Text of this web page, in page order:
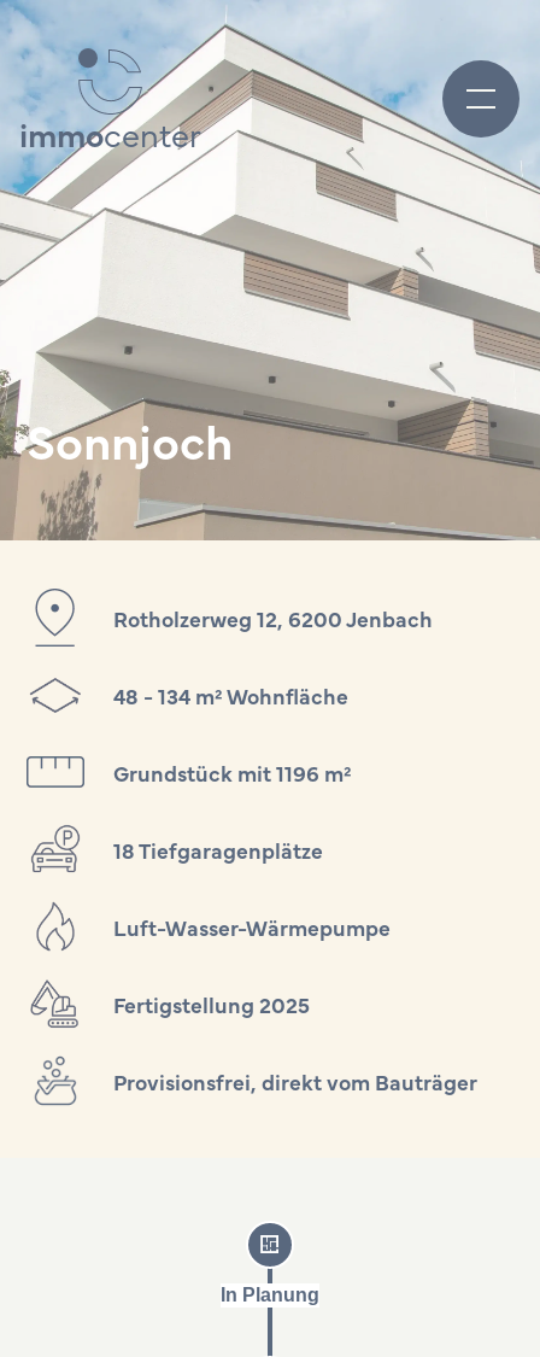
immocenter
Sonnjoch
Rotholzerweg 12, 6200 Jenbach
48 - 134 m² Wohnfläche
Grundstück mit 1196 m²
18 Tiefgaragenplätze
Luft-Wasser-Wärmepumpe
Fertigstellung 2025
Provisionsfrei, direkt vom Bauträger
In Planung